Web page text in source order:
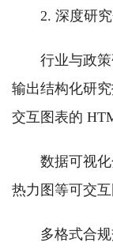
2. 深度研
行业与政
输出结构化研
交互图表的
数据可视
热力图等可交
多格式合